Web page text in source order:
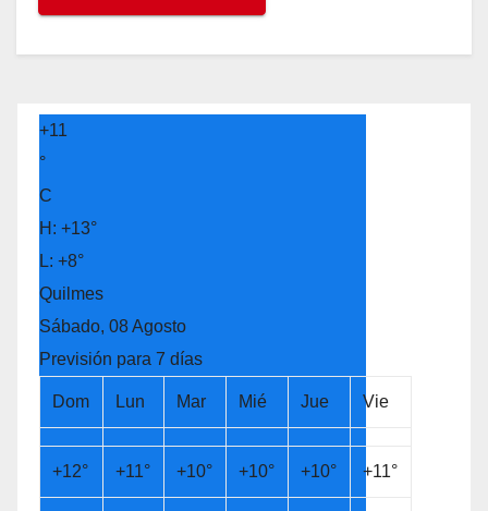
+11
°
C
H: +13°
L: +8°
Quilmes
Sábado, 08 Agosto
Previsión para 7 días
Dom Lun Mar Mié Jue Vie
+12° +11° +10° +10° +10° +11°